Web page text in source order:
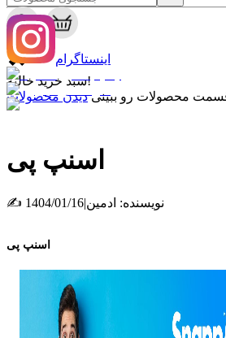
0
✖
سبد خرید خالیه!
قسمت محصولات رو ببینی
اینستاگرام
اسنپ پی
✍ نویسنده: ادمین|
1404/01/16
اسنپ پی